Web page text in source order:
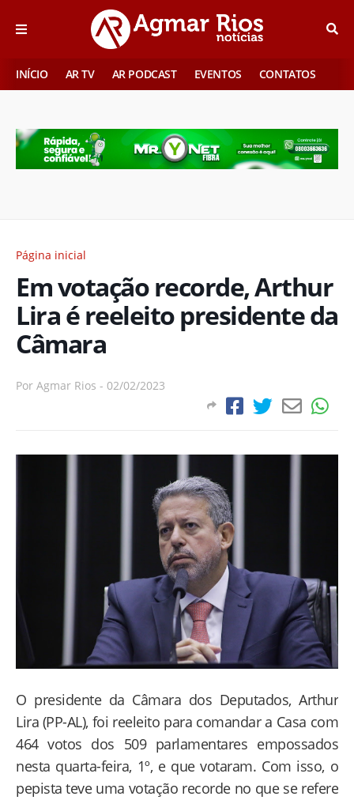
INÍCIO AR TV AR PODCAST EVENTOS CONTATOS
Página inicial
Em votação recorde, Arthur
Lira é reeleito presidente da
Câmara
Por Agmar Rios - 02/02/2023
O presidente da Câmara dos Deputados, Arthur
Lira (PP-AL), foi reeleito para comandar a Casa com
464 votos dos 509 parlamentares empossados
nesta quarta-feira, 1º, e que votaram. Com isso, o
pepista teve uma votação recorde no que se refere